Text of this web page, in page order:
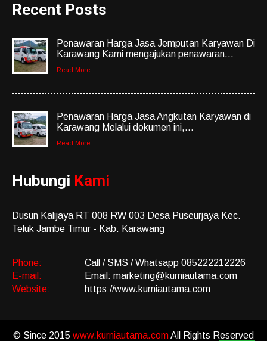
Recent Posts
Penawaran Harga Jasa Jemputan Karyawan Di
Karawang Kami mengajukan penawaran...
Read More
Penawaran Harga Jasa Angkutan Karyawan di
Karawang Melalui dokumen ini,...
Read More
Hubungi Kami
Dusun Kalijaya RT 008 RW 003 Desa Puseurjaya Kec.
Teluk Jambe Timur - Kab. Karawang
Phone:
Call / SMS / Whatsapp 085222212226
E-mail:
Email: marketing@kurniautama.com
Website:
https://www.kurniautama.com
© Since 2015 www.kurniautama.comAll Rights Reserved